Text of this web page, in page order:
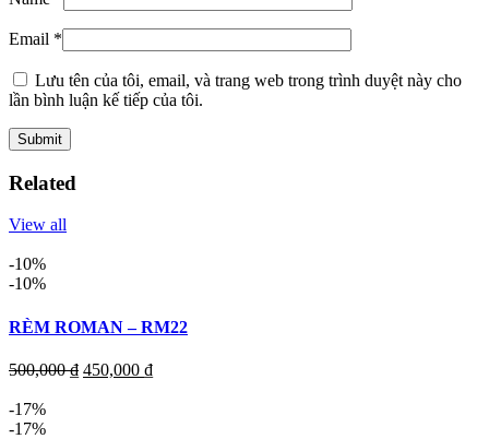
Email *
Lưu tên của tôi, email, và trang web trong trình duyệt này cho
lần bình luận kế tiếp của tôi.
Related
View all
-10%
-10%
RÈM ROMAN – RM22
500,000₫ 450,000 ₫
-17%
-17%